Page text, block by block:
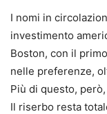
I nomi in
investimento
Boston, con il
nelle preferenze,
Più di questo,
Il riserbo resta